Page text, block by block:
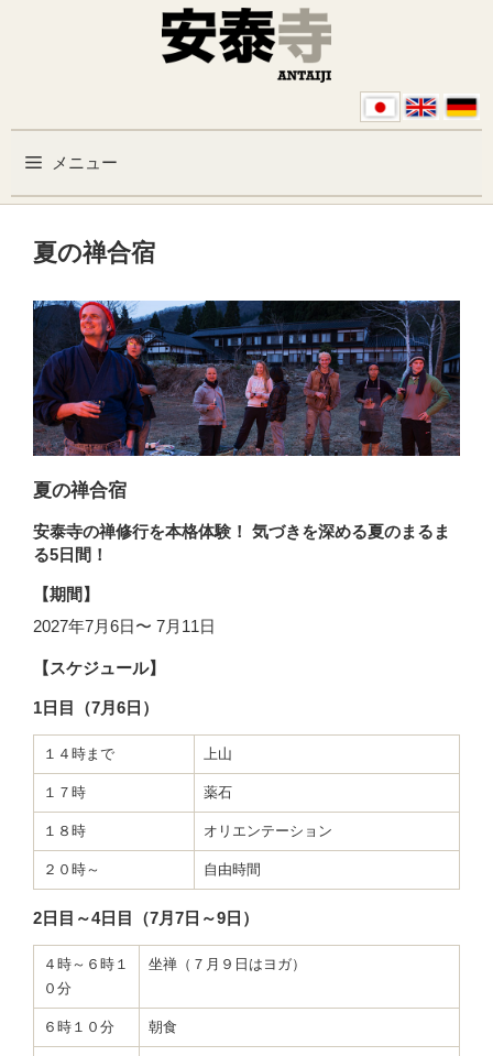
コンテンツへスキップ
メニュー
夏の禅合宿
夏の禅合宿
安泰寺の禅修行を本格体験！ 気づきを深める夏のまるま
る5日間！
【期間】
2027年7月6日〜 7月11日
【スケジュール】
1日目（7月6日）
１４時まで 上山
１７時 薬石
１８時 オリエンテーション
２０時～ 自由時間
2日目～4日目（7月7日～9日）
４時～６時１
０分
坐禅（７月９日はヨガ）
６時１０分 朝食